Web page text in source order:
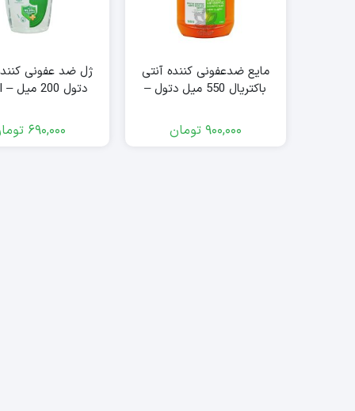
مایع ضدعفونی کننده آنتی
باکتریال 550 میل دتول –
900,000 تومان
ژل ضد عفونی
دتول 200 میل – dettol
690,000